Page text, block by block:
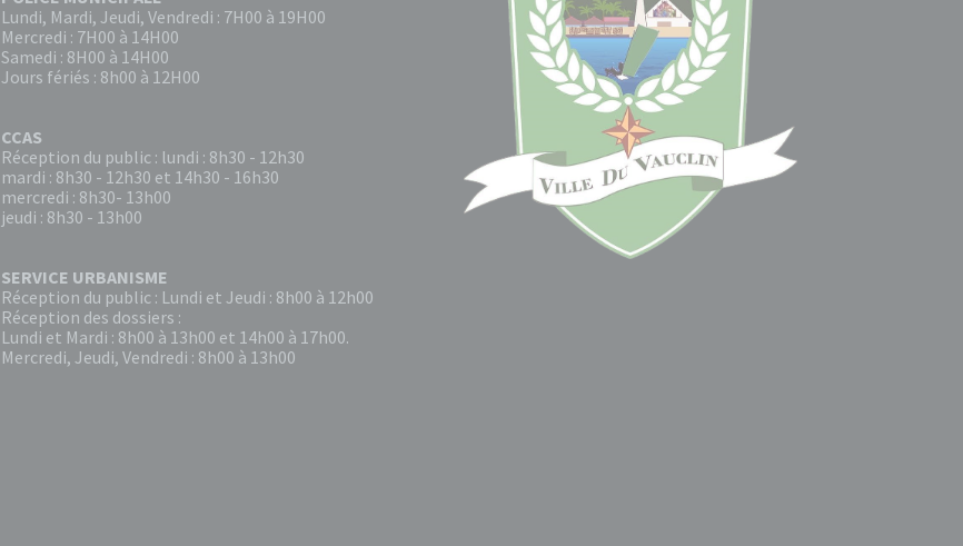
Lundi, Mardi, Jeudi, Vendredi : 7H00 à 19H00
Mercredi : 7H00 à 14H00
Samedi : 8H00 à 14H00
Jours fériés : 8h00 à 12H00
CCAS
Réception du public : lundi : 8h30 - 12h30
mardi : 8h30 - 12h30 et 14h30 - 16h30
mercredi : 8h30- 13h00
jeudi : 8h30 - 13h00
SERVICE URBANISME
Réception du public : Lundi et Jeudi : 8h00 à 12h00
Réception des dossiers :
Lundi et Mardi : 8h00 à 13h00 et 14h00 à 17h00.
Mercredi, Jeudi, Vendredi : 8h00 à 13h00